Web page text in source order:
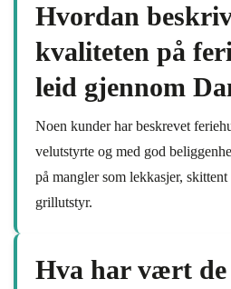
Hvordan
kvaliteten på
leid gjennom
Noen kunder har beskrevet
velutstyrte og med god
på mangler som lekkasjer,
grillutstyr.
Hva har vært de